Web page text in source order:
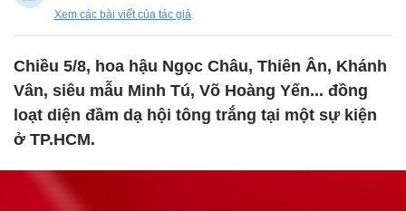
Xem các bài viết của tác giả
Chiều 5/8, hoa hậu Ngọc Châu, Thiên Ân, Khánh
Vân, siêu mẫu Minh Tú, Võ Hoàng Yến... đồng
loạt diện đầm dạ hội tông trắng tại một sự kiện
ở TP.HCM.